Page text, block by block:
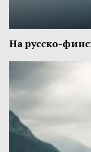
На русско-